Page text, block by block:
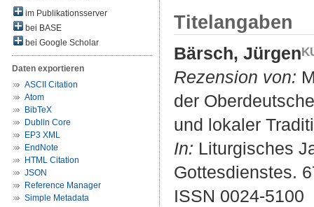
im Publikationsserver
bei BASE
bei Google Scholar
Daten exportieren
ASCII Citation
Atom
BibTeX
Dublin Core
EP3 XML
EndNote
HTML Citation
JSON
Reference Manager
Simple Metadata
Titelangaben
Bärsch, Jürgen
Rezension von:
der
und lokaler
In: Liturgisches
Gottesdienstes.
ISSN 0024-5100